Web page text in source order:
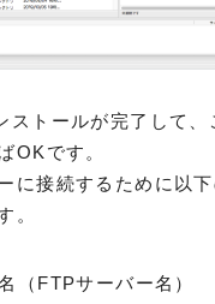
ストールが完了して、
OKです。
に接続するために以
。
（FTPサーバー名）